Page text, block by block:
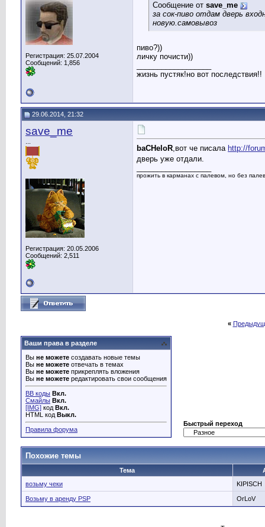
Регистрация: 25.07.2004
Сообщений: 1,856
Сообщение от save_me
за сок-пиво отдам дверь
новую.самовывоз
пиво?))
личку почисти))
жизнь пустяк!но вот последствия!!
29.06.2014, 21:32
save_me
Регистрация: 20.05.2006
Сообщений: 2,511
baCHeloR ,вот че писала http://
дверь уже отдали.
прожить в карманах с палевом, но без
«
Ваши права в разделе
Вы не можете создавать новые темы
Вы не можете отвечать в темах
Вы не можете прикреплять вложения
Вы не можете редактировать свои сообщения
BB коды Вкл.
Смайлы Вкл.
[IMG] код Вкл.
HTML код Выкл.
Правила форума
Быстрый переход
Похожие темы
Тема
возьму чеки
KIPISCH
Возьму в аренду PSP OrLoV